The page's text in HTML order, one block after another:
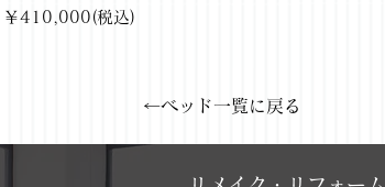
￥410,000(税込)
←ベッド一覧に戻る